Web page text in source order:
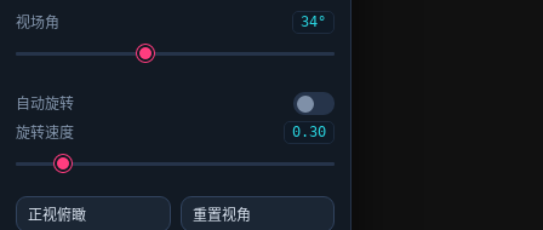
视场角 34°
自动旋转
旋转速度
0.30
正视俯瞰 重置视角